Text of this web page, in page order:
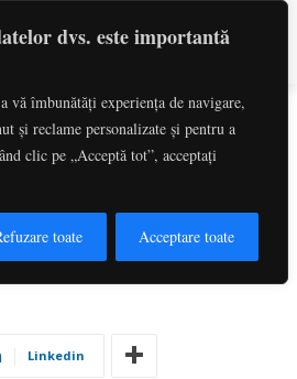
dvs. este importantă
vă îmbunătăți experiența de navigare,
și reclame personalizate și pentru a
clic pe „Acceptă tot”, acceptați
toate Acceptare toate
Penală —
Linkedin